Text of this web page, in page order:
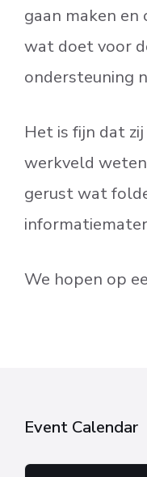
gaan maken
wat doet voor
ondersteuning
Het is fijn dat
werkveld
gerust wat
We hopen op
Event Calendar